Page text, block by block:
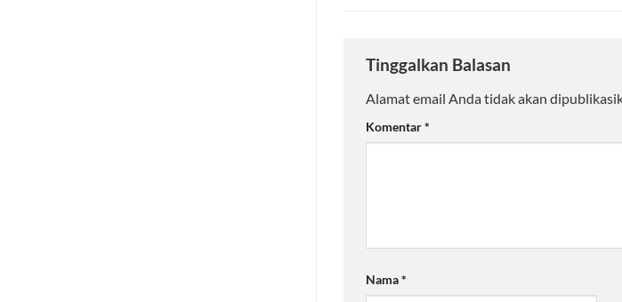
Tinggalkan Balasan
Alamat email Anda tidak akan
Komentar*
Nama*